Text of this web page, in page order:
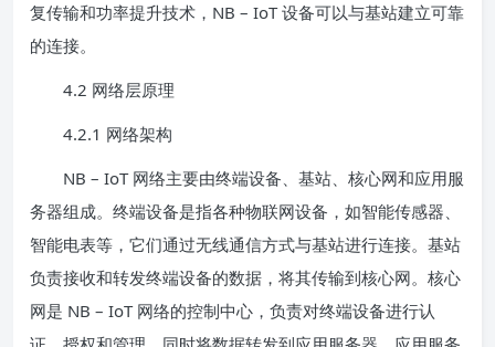
复传输和功率提升技术，NB – IoT 设备可以与基站建立可靠
的连接。
4.2 网络层原理
4.2.1 网络架构
NB – IoT 网络主要由终端设备、基站、核心网和应用服
务器组成。终端设备是指各种物联网设备，如智能传感器、
智能电表等，它们通过无线通信方式与基站进行连接。基站
负责接收和转发终端设备的数据，将其传输到核心网。核心
网是 NB – IoT 网络的控制中心，负责对终端设备进行认